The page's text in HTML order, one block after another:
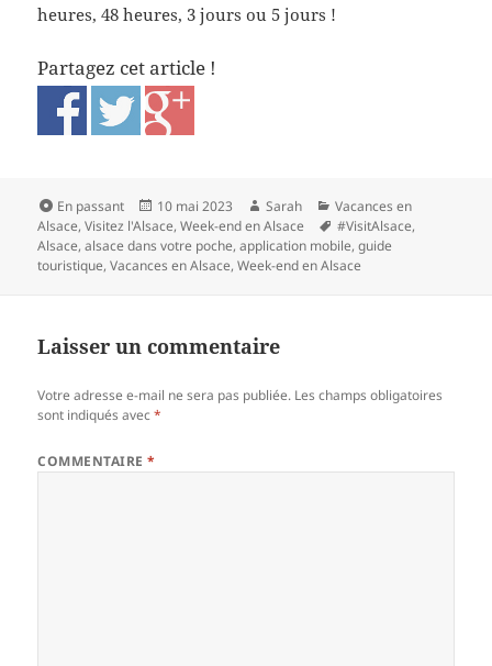
heures, 48 heures, 3 jours ou 5 jours !
Partagez cet article !
Format
En passant
Publié
le
10 mai 2023 Auteur
Sarah Catégories
Vacances en
Alsace,Visitez l'Alsace,Week-end en Alsace
Mots-
clés
#VisitAlsace,
Alsace,alsace dans votre poche,application mobile,guide
touristique,Vacances en Alsace,Week-end en Alsace
Laisser un commentaire
Votre adresse e-mail ne sera pas publiée. Les champs obligatoires
sont indiqués avec*
COMMENTAIRE*